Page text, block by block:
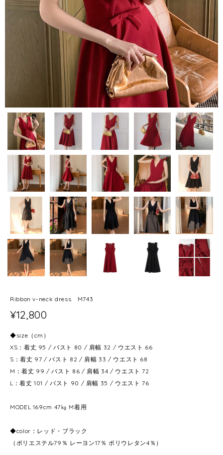
Ribbon v-neck dress M743
¥12,800
◆size（cm）
XS：着丈 95 / バスト 80 / 肩幅 32 / ウエスト 66
S：着丈 97 / バスト 82 / 肩幅 33 / ウエスト 68
M：着丈 99 / バスト 86 / 肩幅 34 / ウエスト 72
L：着丈 101 / バスト 90 / 肩幅 35 / ウエスト 76
MODEL 169cm 47㎏ M着用
◆color：レッド・ブラック
（ポリエステル79％ レーヨン17％ ポリウレタン4％）